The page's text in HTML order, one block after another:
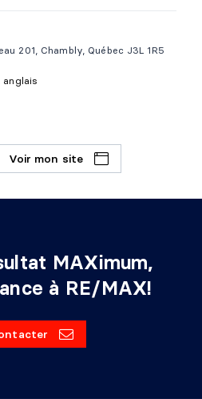
201, Chambly, Québec J3L 1R5
anglais
Voir mon site
MAXimum,
à RE/MAX!